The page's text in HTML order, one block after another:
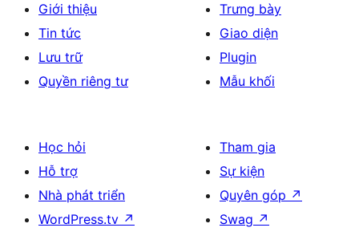
Giới thiệu
Tin tức
Lưu trữ
Quyền riêng tư
Trưng bày
Giao diện
Plugin
Mẫu khối
Học hỏi
Hỗ trợ
Nhà phát triển
WordPress.tv ↗
Tham gia
Sự kiện
Quyên góp ↗
Swag ↗